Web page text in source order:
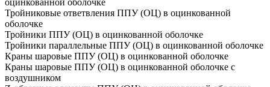
оцинкованной оболочке
Тройниковые ответвления ППУ (ОЦ) в оцинкованной
оболочке
Тройники ППУ (ОЦ) в оцинкованной оболочке
Тройники параллельные ППУ (ОЦ) в оцинкованной оболочке
Краны шаровые ППУ (ОЦ) в оцинкованной оболочке
Краны шаровые ППУ (ОЦ) в оцинкованной оболочке с
воздушником